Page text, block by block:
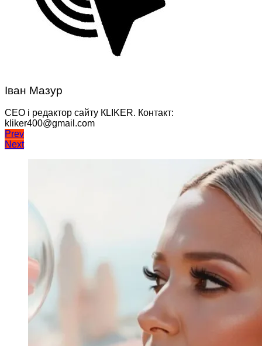
Іван Мазур
CEO і редактор сайту КLIKER. Контакт:
kliker400@gmail.com
Навігація
записів
Prev
Next